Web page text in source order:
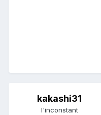
kakashi31
l'inconstant